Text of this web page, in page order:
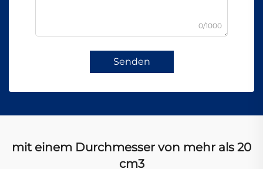
0/1000
Senden
mit einem Durchmesser von mehr als 20
cm3